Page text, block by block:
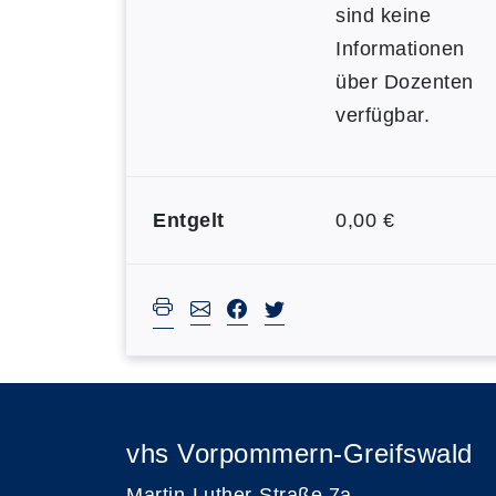
sind keine
Informationen
über Dozenten
verfügbar.
Entgelt 0,00 €
vhs Vorpommern-Greifswald